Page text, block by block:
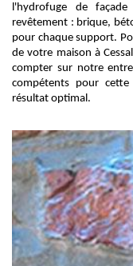
l'hydrofuge de
revêtement : brique,
pour chaque support.
de votre maison à
compter sur notre
compétents pour
résultat optimal.